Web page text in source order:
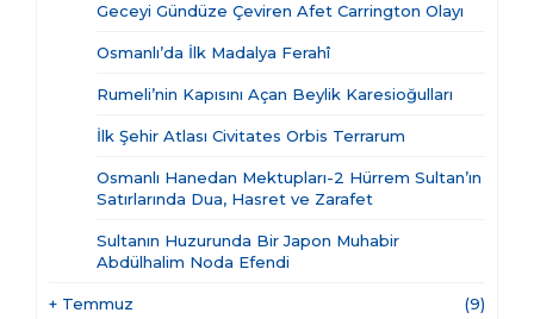
Geceyi Gündüze Çeviren Afet Carrington Olayı
Osmanlı’da İlk Madalya Ferahî
Rumeli’nin Kapısını Açan Beylik Karesioğulları
İlk Şehir Atlası Civitates Orbis Terrarum
Osmanlı Hanedan Mektupları-2 Hürrem Sultan’ın
Satırlarında Dua, Hasret ve Zarafet
Sultanın Huzurunda Bir Japon Muhabir
Abdülhalim Noda Efendi
+ Temmuz (9)